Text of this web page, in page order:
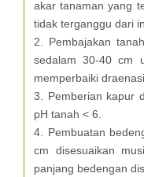
akar tanaman yang
tidak terganggu dari
2. Pembajakan
sedalam 30-40 cm
memperbaiki
3. Pemberian kapur
pH tanah < 6.
4. Pembuatan
cm disesuaikan
panjang bedengan